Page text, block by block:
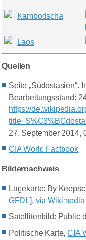
Kambodscha
Laos
Quellen
Seite „Südostasien“.
Bearbeitungsstand:
https://
27. September 2014,
CIA World Factbook
Bildernachweis
Lagekarte: By
GFDL],via
Satellitenbild: Public
Politische Karte,CIA